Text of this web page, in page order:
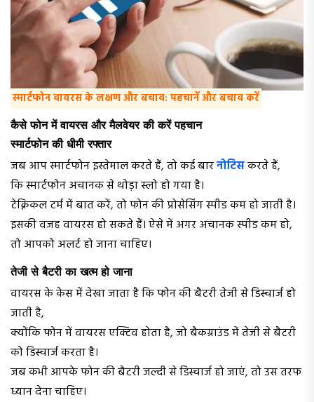
स्मार्टफोन वायरस के लक्षण और बचाव: पहचानें और बचाव करें
कैसे फोन में वायरस और मैलवेयर की करें पहचान
स्मार्टफोन की धीमी रफ्तार
जब आप स्मार्टफोन इस्तेमाल करते हैं, तो कई बारनोटिसकरते हैं,
कि स्मार्टफोन अचानक से थोड़ा स्लो हो गया है।
टेक्निकल टर्म में बात करें, तो फोन की प्रोसेसिंग स्पीड कम हो जाती है।
इसकी वजह वायरस हो सकते हैं। ऐसे में अगर अचानक स्पीड कम हो,
तो आपको अलर्ट हो जाना चाहिए।
तेजी से बैटरी का खत्म हो जाना
वायरस के केस में देखा जाता है कि फोन की बैटरी तेजी से डिस्चार्ज हो
जाती है,
क्योंकि फोन में वायरस एक्टिव होता है, जो बैकग्राउंड में तेजी से बैटरी
को डिस्चार्ज करता है।
जब कभी आपके फोन की बैटरी जल्दी से डिस्चार्ज हो जाएं, तो उस तरफ
ध्यान देना चाहिए।